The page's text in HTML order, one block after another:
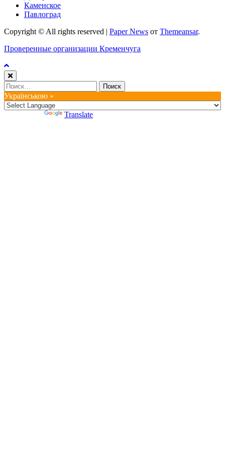
Каменское
Павлоград
Copyright © All rights reserved
Paper News от Themeansar.
Проверенные организации Кременчуга
Найти:
Українською »
Translate